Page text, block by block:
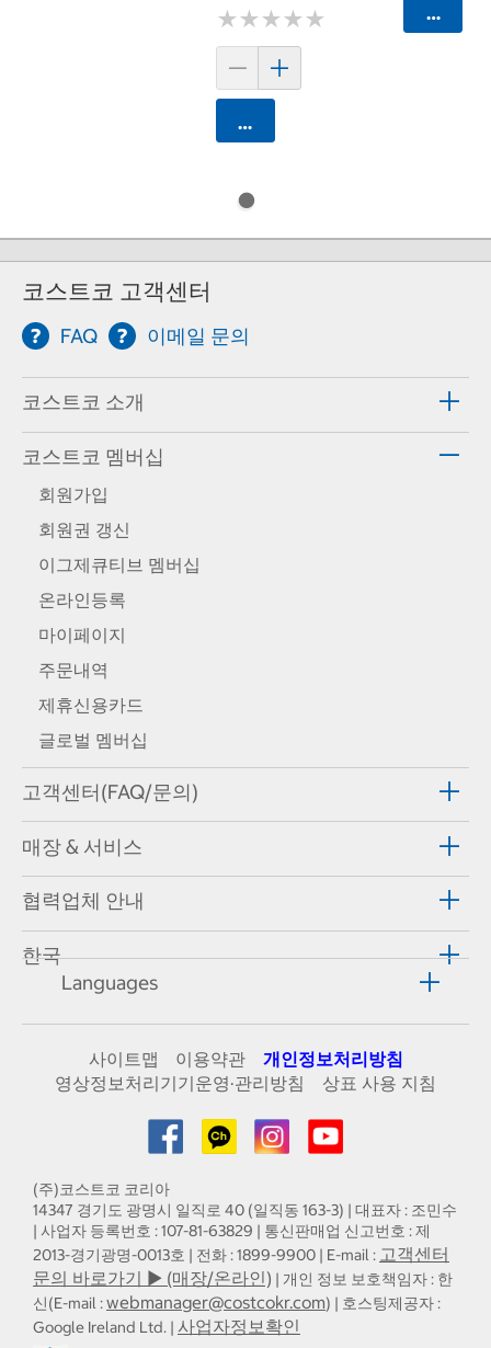
★★★★★
★★★★★
카트에 담기
카트에
코스트코 고객센터
FAQ 이메일 문의
코스트코 소개
코스트코 멤버십
회원가입
회원권 갱신
이그제큐티브 멤버십
온라인등록
마이페이지
주문내역
제휴신용카드
글로벌 멤버십
고객센터(FAQ/문의)
매장 & 서비스
협력업체 안내
한국
Languages
사이트맵 이용약관
개인정보처리방침
영상정보처리기기운영·관리방침
상표 사용 지침
(주)코스트코 코리아
14347 경기도 광명시 일직로 40 (일직동 163-3) | 대표자 : 조민수
| 사업자 등록번호 : 107-81-63829 | 통신판매업 신고번호 : 제
2013-경기광명-0013호 | 전화 : 1899-9900 | E-mail : 고객센터
문의 바로가기 ▶ (매장/온라인) | 개인 정보 보호책임자 : 한
신(E-mail :webmanager@costcokr.com) | 호스팅제공자 :
Google Ireland Ltd. | 사업자정보확인